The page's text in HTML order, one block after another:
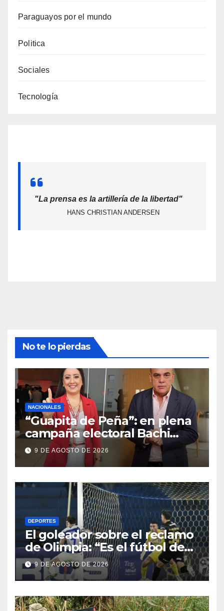
Paraguayos por el mundo
Politica
Sociales
Tecnología
"La prensa es la artillería de la libertad"
HANS CHRISTIAN ANDERSEN
No te lo pierdas
NACIONALES
“Guapita de Peña”: en plena
campaña electoral Bachi
contrató y dio aumentazo a
su candidata
9 DE AGOSTO DE 2026
DEPORTES
El goleador sobre el reclamo
de Olimpia: “Es el fútbol de
hoy y hay que adaptarnos a
eso”
9 DE AGOSTO DE 2026